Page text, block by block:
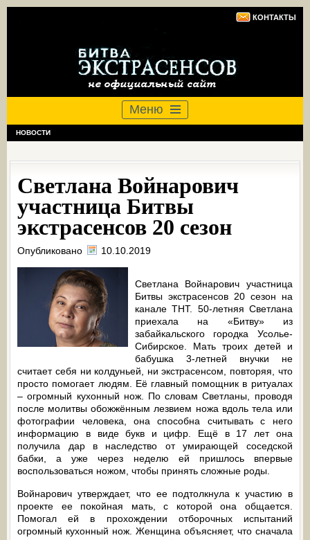
КОНТАКТЫ
Меню
НОВОСТИ
Светлана Войнарович
участница Битвы
экстрасенсов 20 сезон
Опубликовано 10.10.2019
Светлана Войнарович участница
Битвы экстрасенсов 20 сезон на
канале ТНТ. 50-летняя Светлана
приехала на «Битву» из
забайкальского городка Усолье-
Сибирское. Мать троих детей и
бабушка 3-летней внучки не
считает себя ни колдуньей, ни экстрасенсом, повторяя, что
просто помогает людям. Её главный помощник в ритуалах
– огромный кухонный нож. По словам Светланы, проводя
после молитвы обожжённым лезвием ножа вдоль тела или
фотографии человека, она способна считывать с него
информацию в виде букв и цифр. Ещё в 17 лет она
получила дар в наследство от умирающей соседской
бабки, а уже через неделю ей пришлось впервые
воспользоваться ножом, чтобы принять сложные роды.
Войнарович утверждает, что ее подтолкнула к участию в
проекте ее покойная мать, с которой она общается.
Помогал ей в прохождении отборочных испытаний
огромный кухонный нож. Женщина объясняет, что сначала